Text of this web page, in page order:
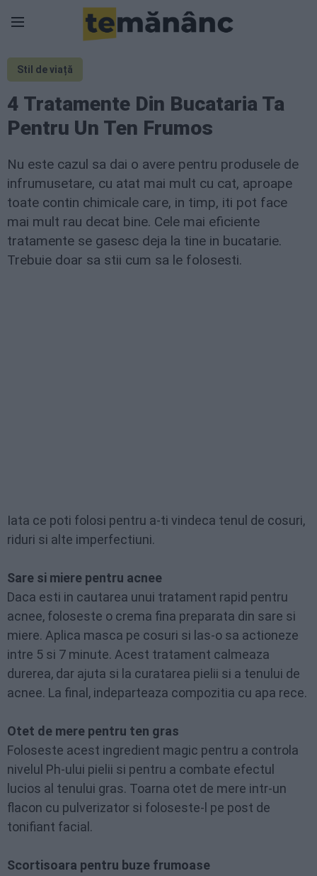
Stil de viață
4 Tratamente Din Bucataria Ta
Pentru Un Ten Frumos
Nu este cazul sa dai o avere pentru produsele de
infrumusetare, cu atat mai mult cu cat, aproape
toate contin chimicale care, in timp, iti pot face
mai mult rau decat bine. Cele mai eficiente
tratamente se gasesc deja la tine in bucatarie.
Trebuie doar sa stii cum sa le folosesti.
Iata ce poti folosi pentru a-ti vindeca tenul de cosuri,
riduri si alte imperfectiuni.
Sare si miere pentru acnee
Daca esti in cautarea unui tratament rapid pentru
acnee, foloseste o crema fina preparata din sare si
miere. Aplica masca pe cosuri si las-o sa actioneze
intre 5 si 7 minute. Acest tratament calmeaza
durerea, dar ajuta si la curatarea pielii si a tenului de
acnee. La final, indeparteaza compozitia cu apa rece.
Otet de mere pentru ten gras
Foloseste acest ingredient magic pentru a controla
nivelul Ph-ului pielii si pentru a combate efectul
lucios al tenului gras. Toarna otet de mere intr-un
flacon cu pulverizator si foloseste-l pe post de
tonifiant facial.
Scortisoara pentru buze frumoase